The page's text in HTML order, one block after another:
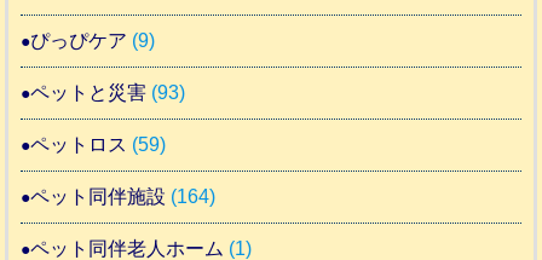
ぴっぴケア (9)
ペットと災害 (93)
ペットロス (59)
ペット同伴施設 (164)
ペット同伴老人ホーム (1)